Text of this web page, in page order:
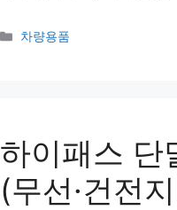
Categories
차량용품
하이패스
(무선·건전